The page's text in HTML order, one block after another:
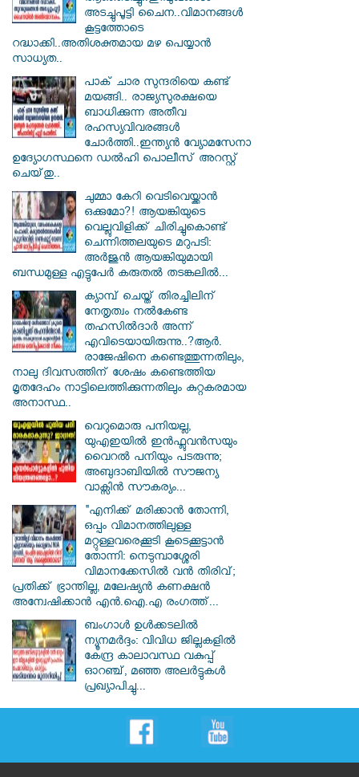
അടച്ചുപൂട്ടി ചൈന..വിമാനങ്ങൾ
കൂട്ടത്തോടെ
റദ്ധാക്കി..അതിശക്തമായ മഴ പെയ്യാൻ
സാധ്യത..
പാക് ചാര സുന്ദരിയെ കണ്ട്
മയങ്ങി.. രാജ്യസുരക്ഷയെ
ബാധിക്കുന്ന അതീവ
രഹസ്യവിവരങ്ങൾ
ചോർത്തി..ഇന്ത്യൻ വ്യോമസേനാ
ഉദ്യോഗസ്ഥനെ ഡൽഹി പൊലീസ് അറസ്റ്റ്
ചെയ്‌തു..
ചുമ്മാ കേറി വെടിവെയ്ക്കാൻ
ഒക്കുമോ?! ആയങ്കിയുടെ
വെല്ലുവിളിക്ക് ചിരിച്ചുകൊണ്ട്
ചെന്നിത്തലയുടെ മറുപടി:
അർജുൻ ആയങ്കിയുമായി
ബന്ധമുള്ള എട്ടുപേർ കരുതൽ തടങ്കലിൽ...
ക്യാമ്പ് ചെയ്ത് തിരച്ചിലിന്
നേതൃത്വം നല്‍കേണ്ട
തഹസില്‍ദാര്‍ അന്ന്
എവിടെയായിരുന്നു..?ആര്‍.
രാജേഷിനെ കണ്ടെത്തുന്നതിലും,
നാലു ദിവസത്തിന് ശേഷം കണ്ടെത്തിയ
മൃതദേഹം നാട്ടിലെത്തിക്കുന്നതിലും കുറ്റകരമായ
അനാസ്ഥ..
വെറുമൊരു പനിയല്ല,
യുഎഇയിൽ ഇൻഫ്ലുവൻസയും
വൈറൽ പനിയും പടരുന്നു;
അബുദാബിയിൽ സൗജന്യ
വാക്സിൻ സൗകര്യം...
"എനിക്ക് മരിക്കാൻ തോന്നി,
ഒപ്പം വിമാനത്തിലുള്ള
മറ്റുള്ളവരെക്കൂടി കൂടെക്കൂട്ടാൻ
തോന്നി: നെടുമ്പാശ്ശേരി
വിമാനക്കേസിൽ വൻ തിരിവ്;
പ്രതിക്ക് ഭ്രാന്തില്ല, മലേഷ്യൻ കണക്ഷൻ
അന്വേഷിക്കാൻ എൻ.ഐ.എ രംഗത്ത്...
ബംഗാൾ ഉൾക്കടലിൽ
ന്യൂനമർദ്ദം: വിവിധ ജില്ലകളിൽ
കേന്ദ്ര കാലാവസ്ഥ വകുപ്പ്
ഓറഞ്ച്, മഞ്ഞ അലർട്ടുകൾ
പ്രഖ്യാപിച്ചു...